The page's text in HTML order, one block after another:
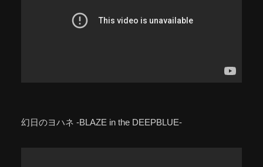
幻日のヨハネ -BLAZE in the DEEPBLUE-